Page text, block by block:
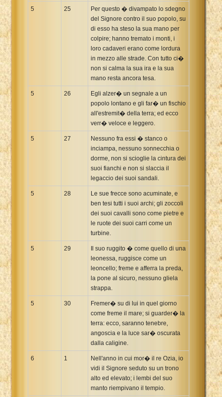
5 25
Per questo � divampato lo sdegno
del Signore contro il suo popolo, su
di esso ha steso la sua mano per
colpire; hanno tremato i monti, i
loro cadaveri erano come lordura
in mezzo alle strade. Con tutto ci�
non si calma la sua ira e la sua
mano resta ancora tesa.
5 26
Egli alzer� un segnale a un
popolo lontano e gli far� un fischio
all'estremit� della terra; ed ecco
verr� veloce e leggero.
5 27
Nessuno fra essi � stanco o
inciampa, nessuno sonnecchia o
dorme, non si scioglie la cintura dei
suoi fianchi e non si slaccia il
legaccio dei suoi sandali.
5 28
Le sue frecce sono acuminate, e
ben tesi tutti i suoi archi; gli zoccoli
dei suoi cavalli sono come pietre e
le ruote dei suoi carri come un
turbine.
5 29
Il suo ruggito � come quello di una
leonessa, ruggisce come un
leoncello; freme e afferra la preda,
la pone al sicuro, nessuno gliela
strappa.
5 30
Fremer� su di lui in quel giorno
come freme il mare; si guarder� la
terra: ecco, saranno tenebre,
angoscia e la luce sar� oscurata
dalla caligine.
6 1
Nell'anno in cui mor� il re Ozia, io
vidi il Signore seduto su un trono
alto ed elevato; i lembi del suo
manto riempivano il tempio.